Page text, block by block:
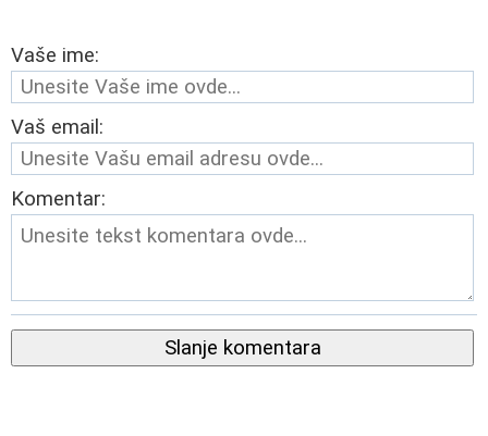
Vaše ime:
Vaš email:
Komentar:
Slanje komentara